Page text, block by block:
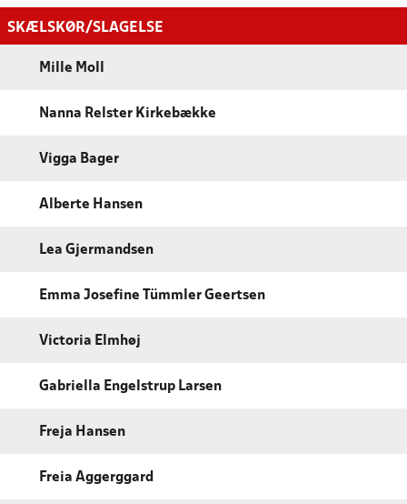
SKÆLSKØR/SLAGELSE
Mille Moll
Nanna Relster Kirkebække
Vigga Bager
Alberte Hansen
Lea Gjermandsen
Emma Josefine Tümmler Geertsen
Victoria Elmhøj
Gabriella Engelstrup Larsen
Freja Hansen
Freia Aggerggard